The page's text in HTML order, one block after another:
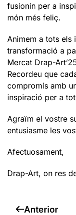
fusionin per a
món més feliç.
Animem a tots els
transformació a
Mercat Drap-
Recordeu que
compromís amb
inspiració per a
Agraïm el vostre
entusiasme les
Afectuosament,
Drap-Art, on res
Anterior